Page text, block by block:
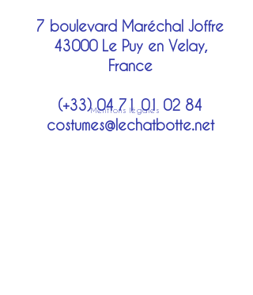
Mentions légales
7 boulevard Maréchal Joffre
43000 Le Puy en Velay,
France
(+33)04 71 01 02 84
costumes@lechatbotte.net